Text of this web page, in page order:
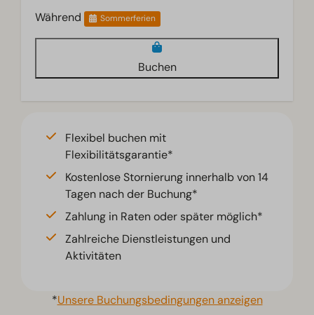
Während
Sommerferien
Buchen
Flexibel buchen mit
Flexibilitätsgarantie*
Kostenlose Stornierung innerhalb von 14
Tagen nach der Buchung*
Zahlung in Raten oder später möglich*
Zahlreiche Dienstleistungen und
Aktivitäten
*Unsere Buchungsbedingungen anzeigen